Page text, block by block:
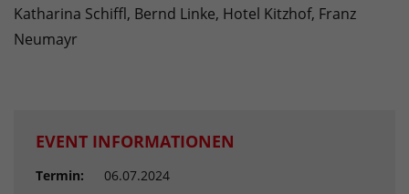
Katharina Schiffl, Bernd Linke, Hotel Kitzhof, Franz
Neumayr
EVENT INFORMATIONEN
Termin:
06.07.2024